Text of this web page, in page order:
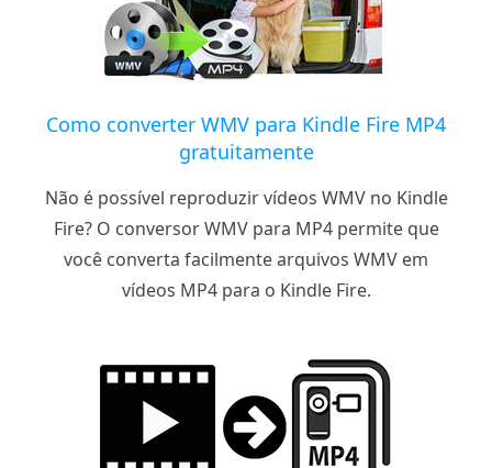
Como converter WMV para Kindle Fire MP4
gratuitamente
Não é possível reproduzir vídeos WMV no Kindle
Fire? O conversor WMV para MP4 permite que
você converta facilmente arquivos WMV em
vídeos MP4 para o Kindle Fire.